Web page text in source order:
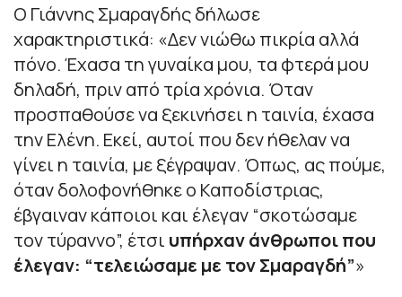
Ο Γιάννης Σμαραγδής δήλωσε
χαρακτηριστικά: «Δεν νιώθω πικρία αλλά
πόνο. Έχασα τη γυναίκα μου, τα φτερά μου
δηλαδή, πριν από τρία χρόνια. Όταν
προσπαθούσε να ξεκινήσει η ταινία, έχασα
την Ελένη. Εκεί, αυτοί που δεν ήθελαν να
γίνει η ταινία, με ξέγραψαν. Όπως, ας πούμε,
όταν δολοφονήθηκε ο Καποδίστριας,
έβγαιναν κάποιοι και έλεγαν “σκοτώσαμε
τον τύραννο”, έτσι υπήρχαν άνθρωποι που
έλεγαν: “τελειώσαμε με τον Σμαραγδή”»